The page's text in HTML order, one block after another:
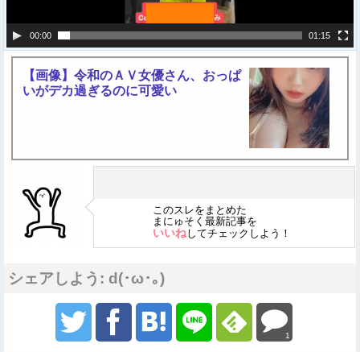
00:00 01:15
【画像】令和のＡＶ女優さん、おっぱ
いがデカ過ぎるのに可愛い
このスレをまとめた
まにゅそく最新記事を
いいねしてチェックしよう！
シェアしよう: d(･ω･｡)
1